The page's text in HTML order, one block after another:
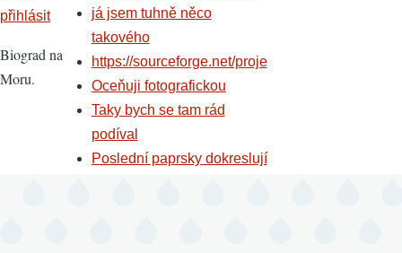
přihlásit
Biograd na
Moru.
já jsem tuhně něco
takového
https://sourceforge.net/proje
Oceňuji fotografickou
Taky bych se tam rád
podíval
Poslední paprsky dokreslují